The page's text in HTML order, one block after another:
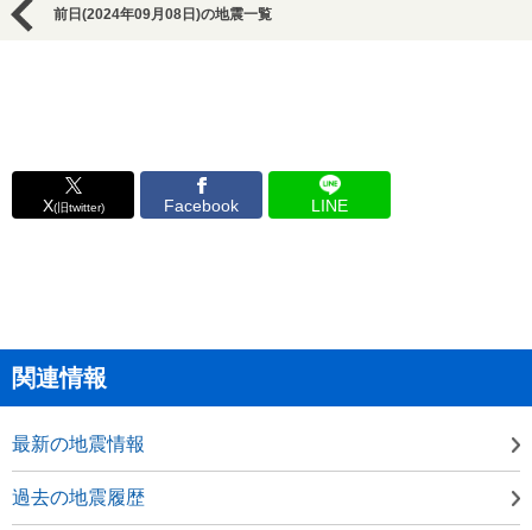
前日(2024年09月08日)の地震一覧
X(旧twitter) Facebook LINE
関連情報
最新の地震情報
過去の地震履歴